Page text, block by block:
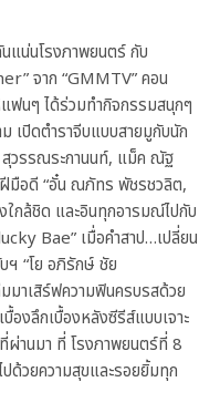
แน่นโรงภาพยนตร์ กับ
จาก “GMMTV” คอน
ฟนๆ ได้ร่วมทำกิจกรรมสนุกๆ
เปิดตำราจีบแบบสายมูกับนัก
วรรณระกานนท์, แม็ค ณัฐ
มือดี “อั๋น ณภัทร พัชรชวลิต,
กล้ชิด และอินทุกอารมณ์ไปกับ
Bae” เมื่อคำสาป…เปลี่ยน
ฯ “โย อภิรักษ์ ชัย
าเสิร์ฟความฟินครบรสด้วย
องลึกเบื้องหลังซีรีส์แบบเจาะ
านมา ที่ โรงภาพยนตร์ที่ 8
ปด้วยความสุขและรอยยิ้มทุก